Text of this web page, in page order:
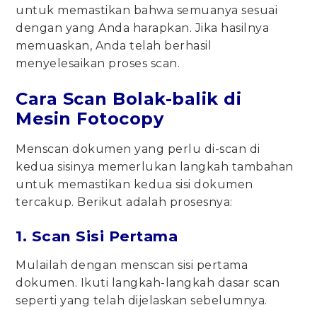
untuk memastikan bahwa semuanya sesuai
dengan yang Anda harapkan. Jika hasilnya
memuaskan, Anda telah berhasil
menyelesaikan proses scan.
Cara Scan Bolak-balik di
Mesin Fotocopy
Menscan dokumen yang perlu di-scan di
kedua sisinya memerlukan langkah tambahan
untuk memastikan kedua sisi dokumen
tercakup. Berikut adalah prosesnya:
1. Scan Sisi Pertama
Mulailah dengan menscan sisi pertama
dokumen. Ikuti langkah-langkah dasar scan
seperti yang telah dijelaskan sebelumnya.